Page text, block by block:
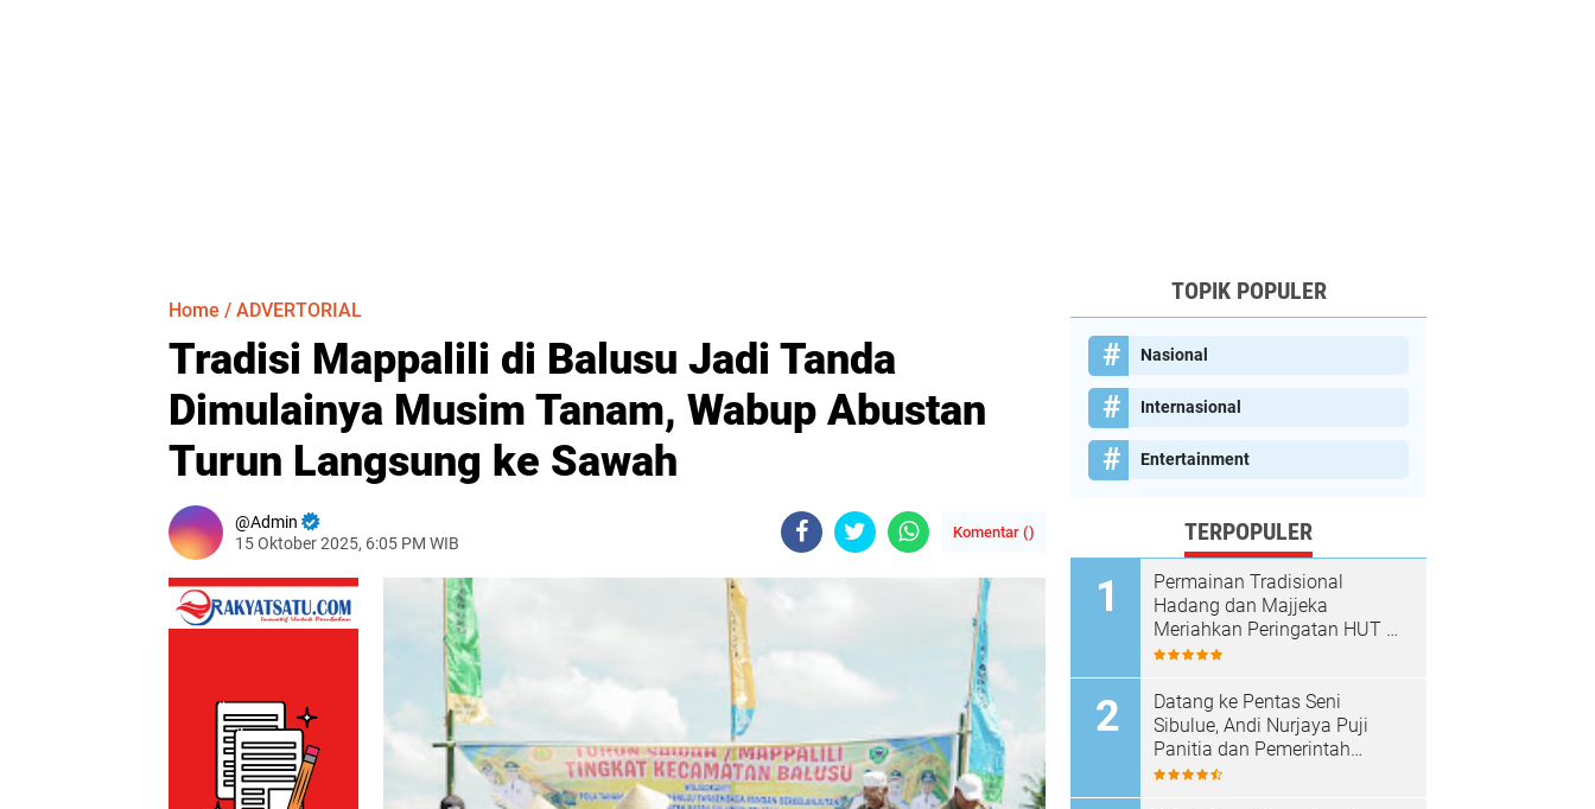
Home / ADVERTORIAL
Tradisi Mappalili di Balusu Jadi Tanda
Dimulainya Musim Tanam, Wabup Abustan
Turun Langsung ke Sawah
Admin
15 Oktober 2025, 6:05 PM WIB
Komentar ()
TOPIK POPULER
Nasional
Internasional
Entertainment
TERPOPULER
Permainan Tradisional
Hadang dan Majjeka
Meriahkan Peringatan HUT RI
di Sibulue
Datang ke Pentas Seni
Sibulue, Andi Nurjaya Puji
Panitia dan Pemerintah
Kecamatan